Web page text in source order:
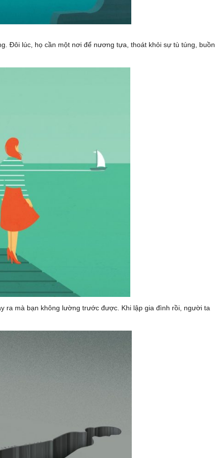
Đôi lúc, họ cần một nơi để nương tựa, thoát khỏi sự tù túng, buồn
ra mà bạn không lường trước được. Khi lập gia đình rồi, người ta